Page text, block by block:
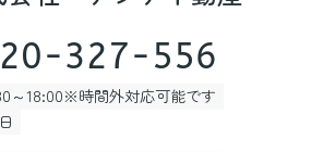
327-556
～18:00※時間外対応可能です